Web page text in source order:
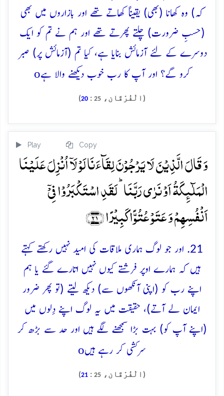
کہ) وہ کھانا (بھی) یقیناً کھاتے تھے اور بازاروں میں بھی
(حسبِ ضرورت) چلتے پھرتے تھے اور ہم نے تم کو ایک
دوسرے کے لئے آزمائش بنایا ہے، کیا تم (آزمائش پر) صبر
کرو گے؟ اور آپ کا رب خوب دیکھنے والا ہےo
(الْفُرْقَان، 25
:
20
)
Play Copy
وَ قَالَ الَّذِیۡنَ لَا یَرۡجُوۡنَ لِقَآءَنَا لَوۡ لَاۤ اُنۡزِلَ عَلَیۡنَا
الۡمَلٰٓئِکَۃُ اَوۡ نَرٰی رَبَّنَا ؕ لَقَدِ اسۡتَکۡبَرُوۡا فِیۡۤ
اَنۡفُسِہِمۡ وَ عَتَوۡ عُتُوًّا کَبِیۡرًا ﴿۲۱﴾
21. اور جو لوگ ہماری ملاقات کی امید نہیں رکھتے کہتے
ہیں کہ ہمارے اوپر فرشتے کیوں نہیں اتارے گئے یا ہم
اپنے رب کو (اپنی آنکھوں سے) دیکھ لیتے (تو پھر ضرور
ایمان لے آتے)، حقیقت میں یہ لوگ اپنے دِلوں میں
(اپنے آپ کو) بہت بڑا سمجھنے لگے ہیں اور حد سے بڑھ کر
سرکشی کر رہے ہیںo
(الْفُرْقَان، 25
:
21
)